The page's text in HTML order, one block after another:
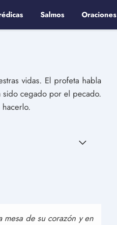
Salmos Oraciones
vidas. El profeta habla
cegado por el pecado.
de su corazón y en